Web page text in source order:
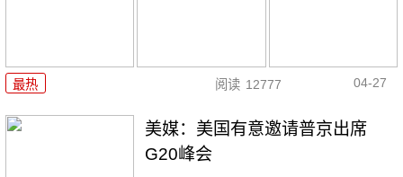
最热 阅读 12777 04-27
美媒：美国有意邀请普京出席
G20峰会